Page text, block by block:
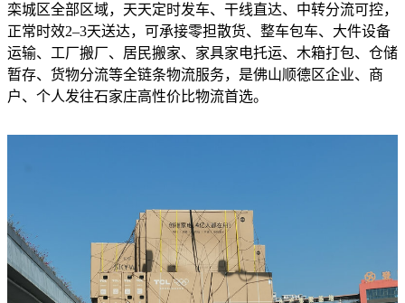
栾城区全部区域，天天定时发车、干线直达、中转分流可控，
正常时效2–3天送达，可承接零担散货、整车包车、大件设备
运输、工厂搬厂、居民搬家、家具家电托运、木箱打包、仓储
暂存、货物分流等全链条物流服务，是佛山顺德区企业、商
户、个人发往石家庄高性价比物流首选。